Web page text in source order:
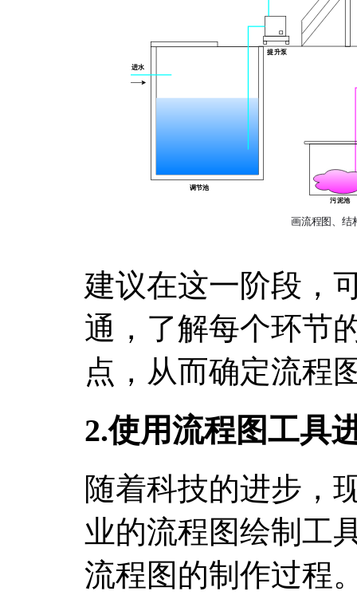
建议在这一阶段，
通，了解每个环节
点，从而确定流程
2.使用流程图工具
随着科技的进步，
业的流程图绘制工
流程图的制作过程